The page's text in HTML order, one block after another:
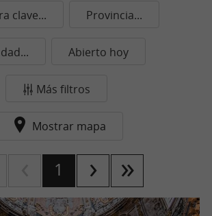
clave... Provincia...
Abierto hoy
Más filtros
Mostrar mapa
1